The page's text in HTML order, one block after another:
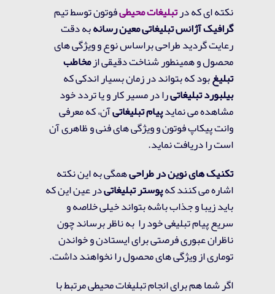
نکته ای که درتبلیغات محیطیفوتون توسط تیم
گرافیک آژانس تبلیغاتی معین رسانهبه دقت
رعایت گردید طراحی براساس نوع و ویژگی های
محصول و همینطور شناخت دقیقی ازمخاطب
تبلیغبود که بتواند در زمان بسیار اندکی که
بیلبورد تبلیغاتیرا در مسیر کار و یا تردد خود
مشاهده می نمایدپیام تبلیغاتیآن، که معرفی
وانت پیکاپ فوتون و ویژگی های فنی و ظاهری آن
است را دریافت نماید.
تکنیک های نوین در طراحیهمگی به این نکته
اشاره می کنند کهپوستر تبلیغاتیدر عین این که
باید زیبا و جذاب باشه بتواند خیلی خلاصه و
سریع پیام تبلیغی خود را به ناظر برساند چون
ناظران عبوری فرصتی برای ایستادن و خواندن
توماری از ویژگی های محصول را نخواهند داشت.
اگر شما هم برای انجام تبلیغات محیطی مرتبط با